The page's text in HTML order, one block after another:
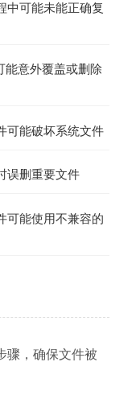
中可能未能正确复
能意外覆盖或删除
可能破坏系统文件
误删重要文件
可能使用不兼容的
骤，确保文件被